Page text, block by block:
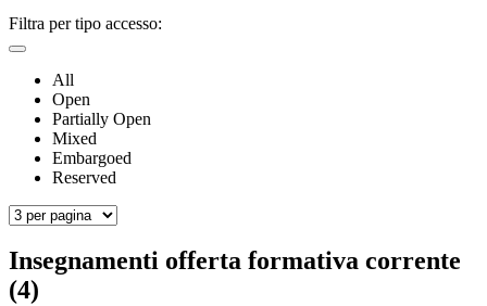
Filtra per tipo accesso:
All
Open
Partially Open
Mixed
Embargoed
Reserved
Insegnamenti offerta formativa corrente
(4)